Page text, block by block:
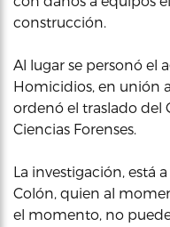
construcción.
Al lugar se personó el
Homicidios, en unión
ordenó el traslado del
Ciencias Forenses.
La investigación, está
Colón, quien al
el momento, no